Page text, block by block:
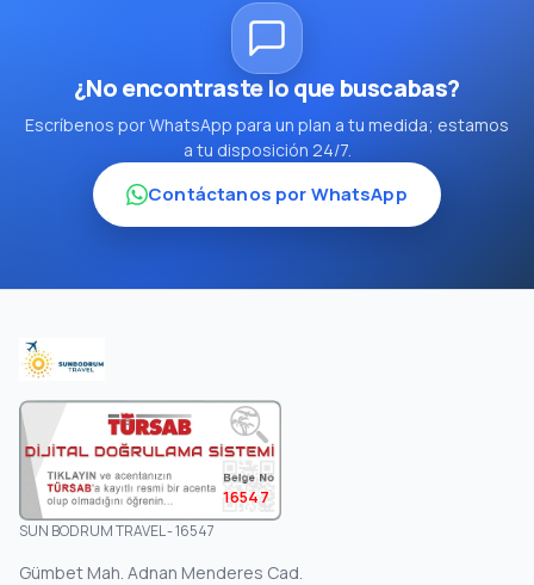
¿No encontraste lo que buscabas?
Escríbenos por WhatsApp para un plan a tu medida; estamos
a tu disposición 24/7.
Contáctanos por WhatsApp
16547
SUN BODRUM TRAVEL - 16547
Gümbet Mah. Adnan Menderes Cad.